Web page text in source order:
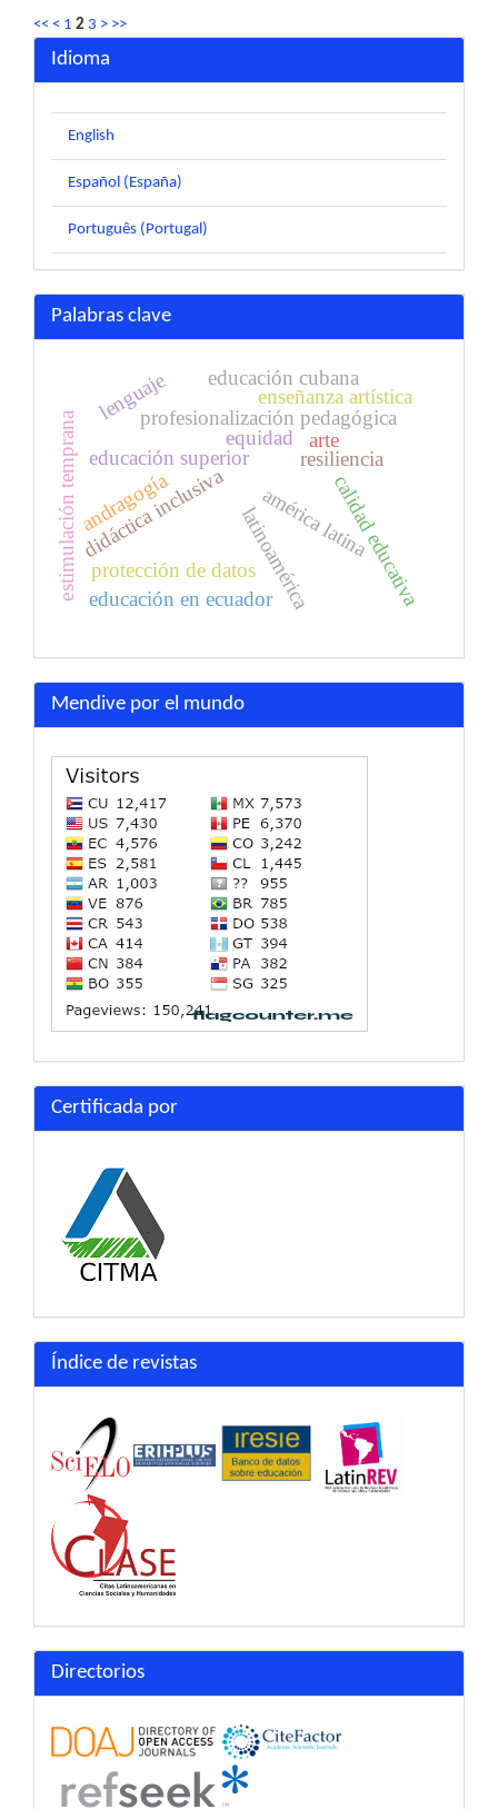
<< < 1 2 3 > >>
Idioma
English
Español (España)
Português (Portugal)
Palabras clave
didáctica inclusiva
educación superior
américa latina
equidad
resiliencia
profesionalización pedagógica
calidad educativa
latinoamérica
protección de datos
estimulación temprana
lenguaje
arte
enseñanza artística
educación en ecuador
andragogía
educación cubana
Mendive por el mundo
Certificada por
Índice de revistas
Directorios